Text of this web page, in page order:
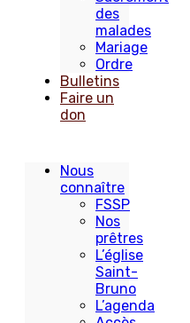
des
malades
Mariage
Ordre
Bulletins
Faire un
don
Nous
connaître
FSSP
Nos
prêtres
L’église
Saint-
Bruno
L’agenda